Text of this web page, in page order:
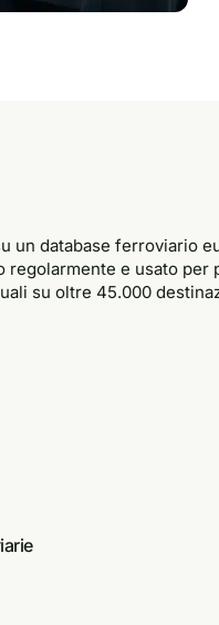
un database ferroviario
regolarmente e usato per
su oltre 45.000